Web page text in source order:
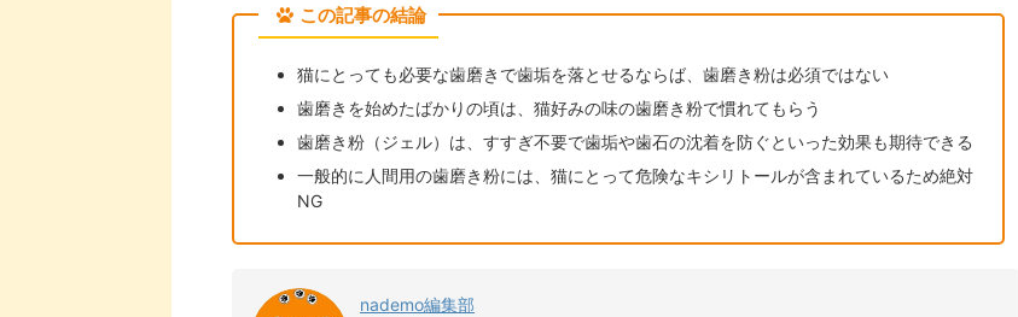
この記事の結論
猫にとっても必要な歯磨きで歯垢を落とせるならば、歯磨き粉は必須ではない
歯磨きを始めたばかりの頃は、猫好みの味の歯磨き粉で慣れてもらう
歯磨き粉（ジェル）は、すすぎ不要で歯垢や歯石の沈着を防ぐといった効果も期待できる
一般的に人間用の歯磨き粉には、猫にとって危険なキシリトールが含まれているため絶対
NG
nademo編集部